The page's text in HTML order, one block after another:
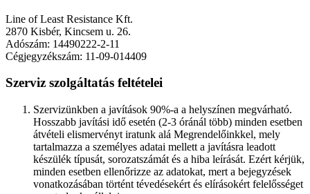
Line of Least Resistance Kft.
2870 Kisbér, Kincsem u. 26.
Adószám: 14490222-2-11
Cégjegyzékszám: 11-09-014409
Szerviz szolgáltatás feltételei
Szervizünkben a javítások 90%-a a helyszínen megvárható.
Hosszabb javítási idő esetén (2-3 óránál több) minden esetben
átvételi elismervényt iratunk alá Megrendelőinkkel, mely
tartalmazza a személyes adatai mellett a javításra leadott
készülék típusát, sorozatszámát és a hiba leírását. Ezért kérjük,
minden esetben ellenőrizze az adatokat, mert a bejegyzések
vonatkozásában történt tévedésekért és elírásokért felelősséget